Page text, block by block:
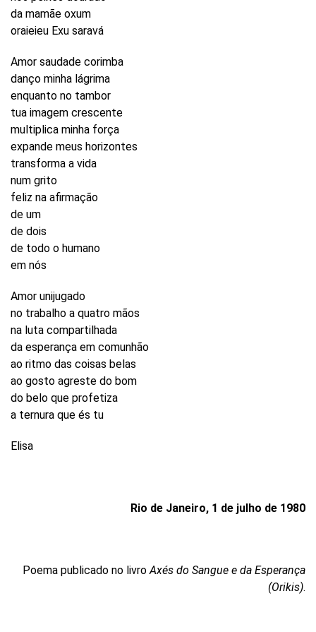
da mamãe oxum
oraieieu Exu saravá
Amor saudade corimba
danço minha lágrima
enquanto no tambor
tua imagem crescente
multiplica minha força
expande meus horizontes
transforma a vida
num grito
feliz na afirmação
de um
de dois
de todo o humano
em nós
Amor unijugado
no trabalho a quatro mãos
na luta compartilhada
da esperança em comunhão
ao ritmo das coisas belas
ao gosto agreste do bom
do belo que profetiza
a ternura que és tu
Elisa
Rio de Janeiro, 1 de julho de 1980
Poema publicado no livroAxés do Sangue e da Esperança
(Orikis).